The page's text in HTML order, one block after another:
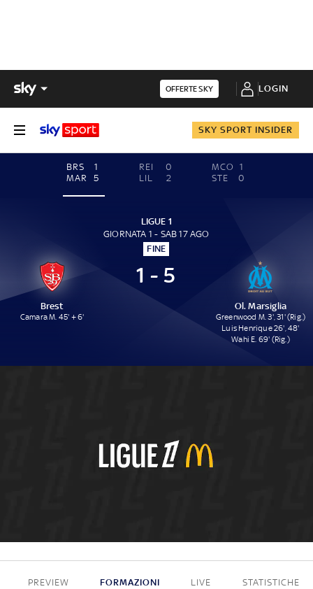
OFFERTE SKY LOGIN
SKY SPORT INSIDER
BRS
1
MAR
5
REI
0
LIL
2
MCO
1
STE
0
LIGUE 1
GIORNATA 1 - SAB 17 AGO
FINE
Brest
Camara M. 45' + 6'
1 - 5
Ol. Marsiglia
Greenwood M. 3', 31' (Rig.)
Luis Henrique 26', 48'
Wahi E. 69' (Rig.)
1 - 5
PREVIEW FORMAZIONI LIVE STATISTICHE